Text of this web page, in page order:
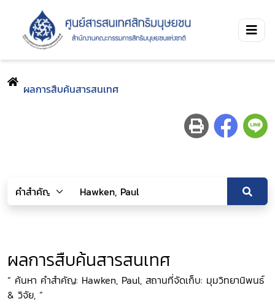
ผลการสืบค้นสารสนเทศ
ผลการสืบค้นสารสนเทศ
“ ค้นหา คำสำคัญ: Hawken, Paul, สถานที่จัดเก็บ: มุมวิทยานิพนธ์
& วิจัย, ”